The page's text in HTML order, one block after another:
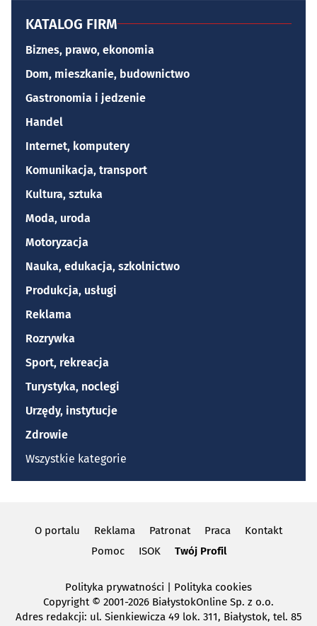
KATALOG FIRM
Biznes, prawo, ekonomia
Dom, mieszkanie, budownictwo
Gastronomia i jedzenie
Handel
Internet, komputery
Komunikacja, transport
Kultura, sztuka
Moda, uroda
Motoryzacja
Nauka, edukacja, szkolnictwo
Produkcja, usługi
Reklama
Rozrywka
Sport, rekreacja
Turystyka, noclegi
Urzędy, instytucje
Zdrowie
Wszystkie kategorie
O portalu Reklama Patronat Praca
Kontakt
Pomoc
ISOK Twój Profil
Polityka prywatności | Polityka cookies
Copyright© 2001-2026 BiałystokOnline Sp. z o.o.
Adres redakcji: ul. Sienkiewicza 49 lok. 311, Białystok, tel. 85